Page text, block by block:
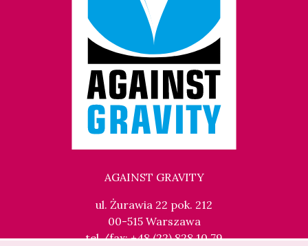
AGAINST GRAVITY
ul. Żurawia 22 pok. 212
00-515 Warszawa
tel./fax: +48 (22) 828 10 79